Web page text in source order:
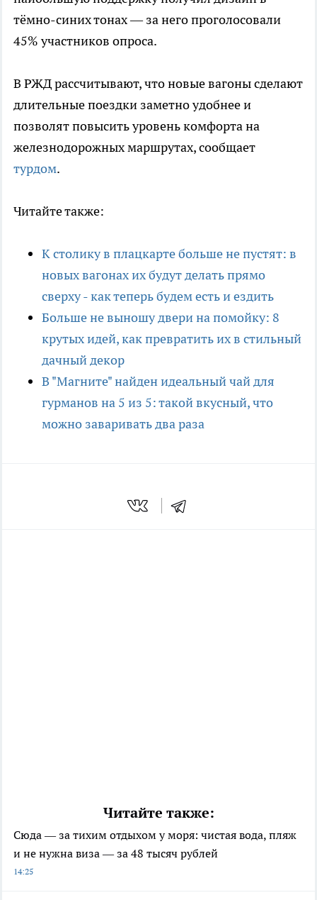
тёмно-синих тонах — за него проголосовали
45% участников опроса.
В РЖД рассчитывают, что новые вагоны сделают
длительные поездки заметно удобнее и
позволят повысить уровень комфорта на
железнодорожных маршрутах, сообщает
турдом.
Читайте также:
К столику в плацкарте больше не пустят: в
новых вагонах их будут делать прямо
сверху - как теперь будем есть и ездить
Больше не выношу двери на помойку: 8
крутых идей, как превратить их в стильный
дачный декор
В "Магните" найден идеальный чай для
гурманов на 5 из 5: такой вкусный, что
можно заваривать два раза
Читайте также:
Сюда — за тихим отдыхом у моря: чистая вода, пляж
и не нужна виза — за 48 тысяч рублей
14:25